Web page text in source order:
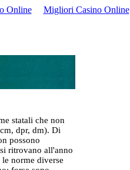
Online Migliori Casino Online
statali che non
, dpr, dm). Di
possono
ritrovano all'anno
norme diverse